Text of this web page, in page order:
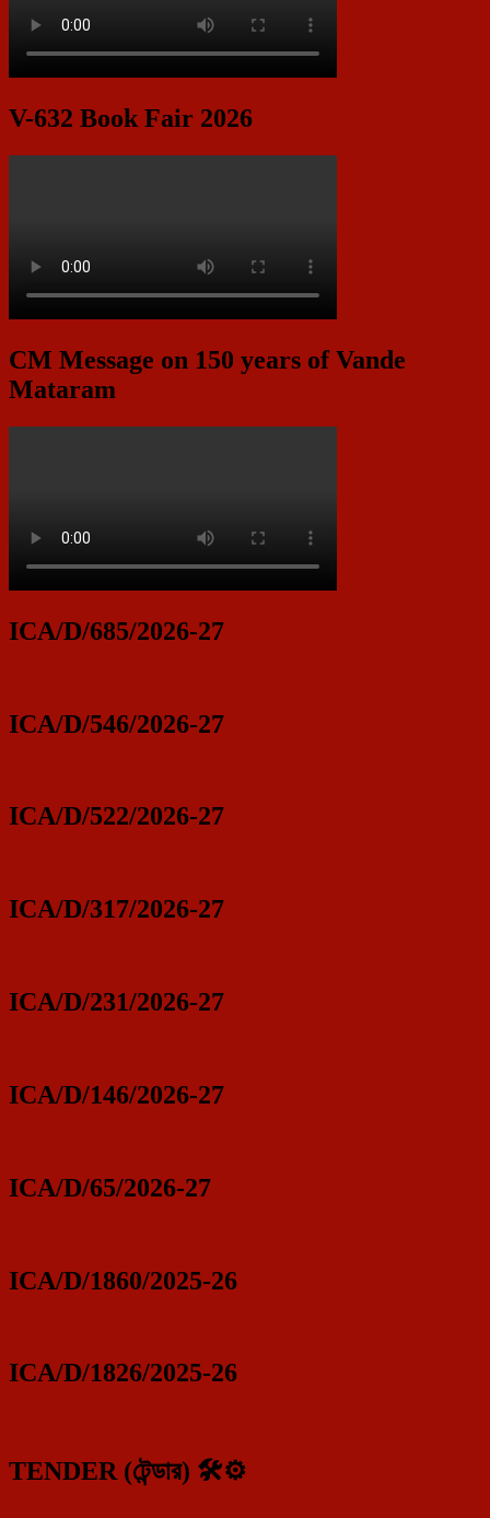
V-632 Book Fair 2026
CM Message on 150 years of Vande
Mataram
ICA/D/685/2026-27
ICA/D/546/2026-27
ICA/D/522/2026-27
ICA/D/317/2026-27
ICA/D/231/2026-27
ICA/D/146/2026-27
ICA/D/65/2026-27
ICA/D/1860/2025-26
ICA/D/1826/2025-26
TENDER (টেন্ডার) 🛠️⚙️